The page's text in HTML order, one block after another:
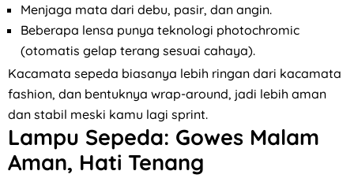
Menjaga mata dari debu, pasir, dan angin.
Beberapa lensa punya teknologi photochromic
(otomatis gelap terang sesuai cahaya).
Kacamata sepeda biasanya lebih ringan dari kacamata
fashion, dan bentuknya wrap-around, jadi lebih aman
dan stabil meski kamu lagi sprint.
Lampu Sepeda: Gowes Malam
Aman, Hati Tenang